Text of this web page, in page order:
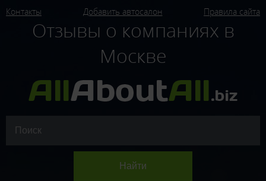
Контакты Добавить автосалон Правила сайта
Отзывы о компаниях в
Москве